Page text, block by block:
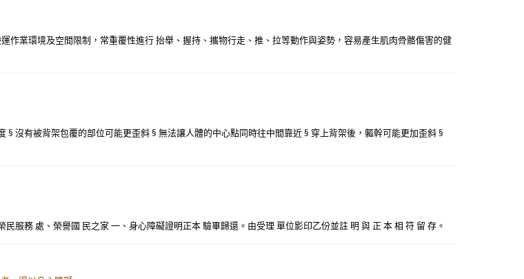
作業環境及空間限制，常重覆性進行 抬舉、握持、攜物行走、推、拉等動作與姿勢，容易產生肌肉骨骼傷害的健
沒有被背架包覆的部位可能更歪斜 § 無法讓人體的中心點同時往中間靠近 § 穿上背架後，軀幹可能更加歪斜 §
服務 處、榮譽國 民之家 一、身心障礙證明正本 驗畢歸還。由受理 單位影印乙份並註 明 與 正 本 相 符 留 存。